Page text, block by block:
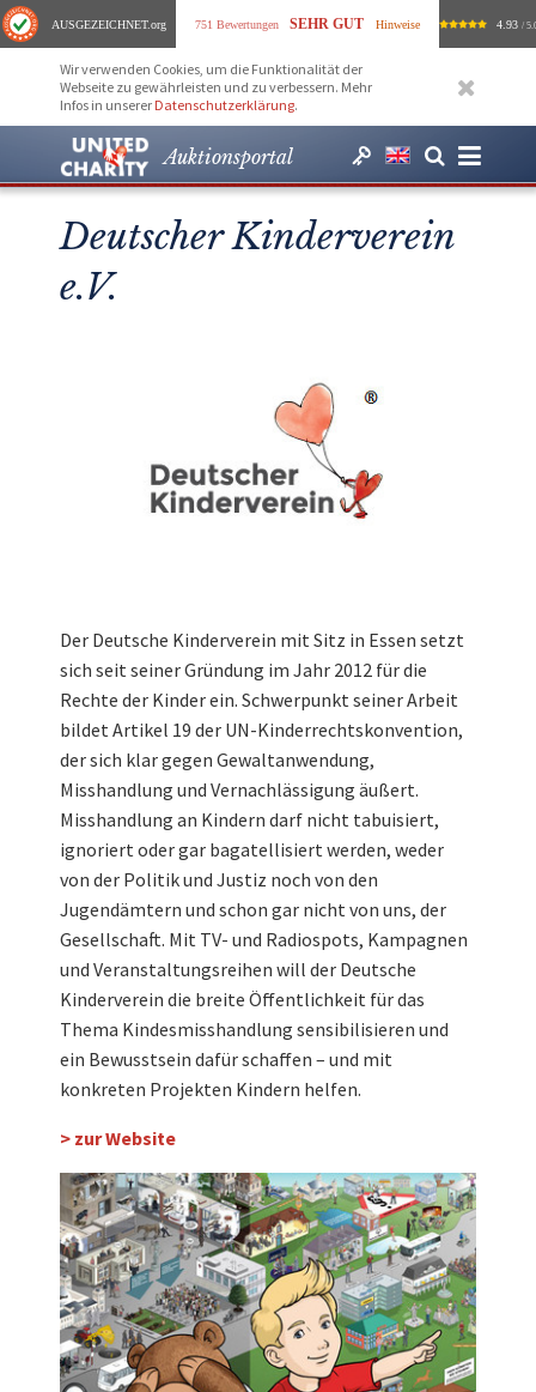
AUSGEZEICHNET.org 751 Bewertungen SEHR GUT Hinweise 4.93 /
Wir verwenden Cookies, um die Funktionalität der
Webseite zu gewährleisten und zu verbessern. Mehr
Infos in unserer Datenschutzerklärung.
Auktionsportal
Deutscher Kinderverein
e.V.
Der Deutsche Kinderverein mit Sitz in Essen setzt
sich seit seiner Gründung im Jahr 2012 für die
Rechte der Kinder ein. Schwerpunkt seiner Arbeit
bildet Artikel 19 der UN-Kinderrechtskonvention,
der sich klar gegen Gewaltanwendung,
Misshandlung und Vernachlässigung äußert.
Misshandlung an Kindern darf nicht tabuisiert,
ignoriert oder gar bagatellisiert werden, weder
von der Politik und Justiz noch von den
Jugendämtern und schon gar nicht von uns, der
Gesellschaft. Mit TV- und Radiospots, Kampagnen
und Veranstaltungsreihen will der Deutsche
Kinderverein die breite Öffentlichkeit für das
Thema Kindesmisshandlung sensibilisieren und
ein Bewusstsein dafür schaffen – und mit
konkreten Projekten Kindern helfen.
> zur Website